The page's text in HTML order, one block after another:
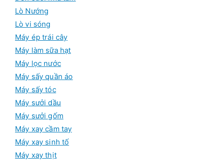
Lò Nướng
Lò vi sóng
Máy ép trái cây
Máy làm sữa hạt
Máy lọc nước
Máy sấy quần áo
Máy sấy tóc
Máy sưởi dầu
Máy sưởi gốm
Máy xay cầm tay
Máy xay sinh tố
Máy xay thịt